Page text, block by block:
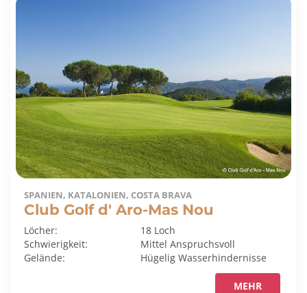
SPANIEN, KATALONIEN, COSTA BRAVA
Club Golf d' Aro-Mas Nou
Löcher:
18 Loch
Schwierigkeit:
MittelAnspruchsvoll
Gelände:
HügeligWasserhindernisse
MEHR